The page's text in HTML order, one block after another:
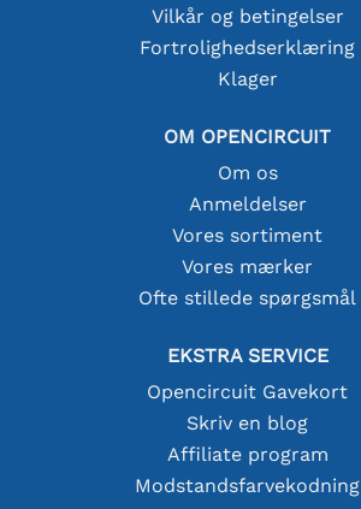
Vilkår og betingelser
Fortrolighedserklæring
Klager
OM OPENCIRCUIT
Om os
Anmeldelser
Vores sortiment
Vores mærker
Ofte stillede spørgsmål
EKSTRA SERVICE
Opencircuit Gavekort
Skriv en blog
Affiliate program
Modstandsfarvekodning